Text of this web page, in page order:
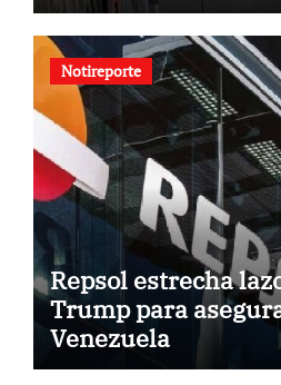
Notireporte
Repsol estrecha
Trump para
Venezuela